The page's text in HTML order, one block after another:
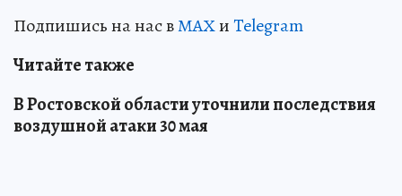
Подпишись на нас вМАХиTelegram
Читайте также
В Ростовской области уточнили последствия
воздушной атаки 30 мая